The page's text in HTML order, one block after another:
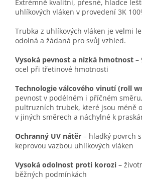
Extrémně kvalitní, přesné, hladce
uhlíkových vláken v provedení 3K
Trubka z uhlíkových vláken je velmi
odolná a žádaná pro svůj vzhled.
Vysoká pevnost a nízká hmotnost –
ocel při třetinové hmotnosti
Technologie válcového vinutí (roll
pevnost v podélném i příčném
pultruzních trubek, které jsou méně
v jiných směrech a náchylné k
Ochranný UV nátěr – hladký povrch
keprovou vazbou uhlíkových vláken
Vysoká odolnost proti korozi –
běžných podmínkách